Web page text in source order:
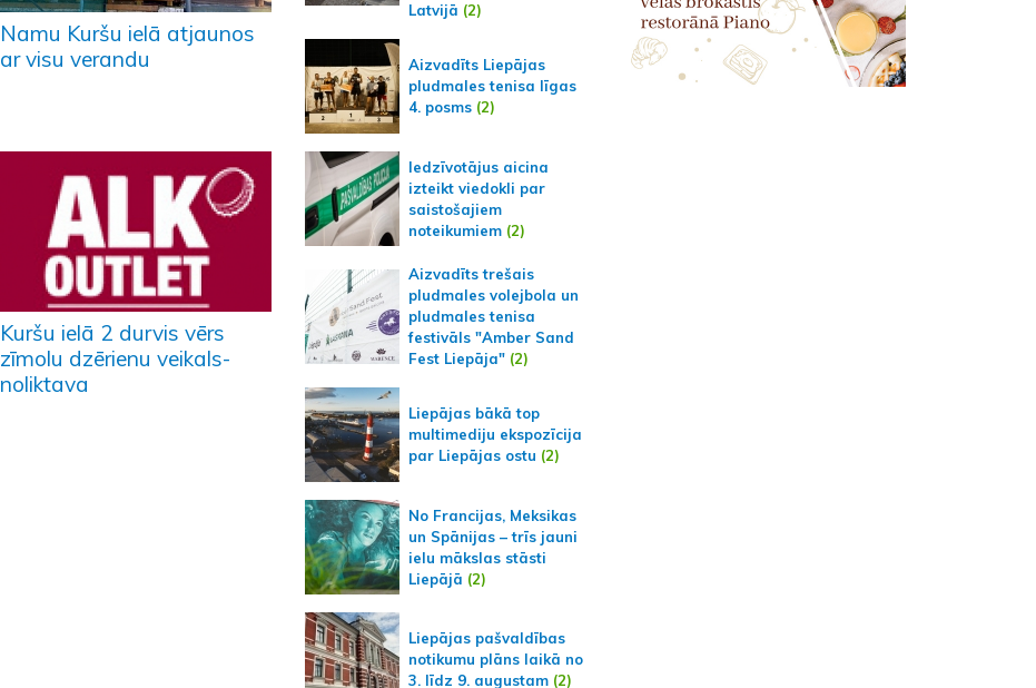
Namu Kuršu ielā atjaunos
ar visu verandu
Kuršu ielā 2 durvis vērs
zīmolu dzērienu veikals-
noliktava
Latvijā (2)
Aizvadīts Liepājas
pludmales tenisa līgas
4. posms (2)
Iedzīvotājus aicina
izteikt viedokli par
saistošajiem
noteikumiem (2)
Aizvadīts trešais
pludmales volejbola un
pludmales tenisa
festivāls "Amber Sand
Fest Liepāja" (2)
Liepājas bākā top
multimediju ekspozīcija
par Liepājas ostu (2)
No Francijas, Meksikas
un Spānijas – trīs jauni
ielu mākslas stāsti
Liepājā (2)
Liepājas pašvaldības
notikumu plāns laikā no
3. līdz 9. augustam (2)